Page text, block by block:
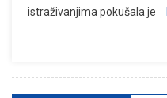
istraživanjima pokušala je